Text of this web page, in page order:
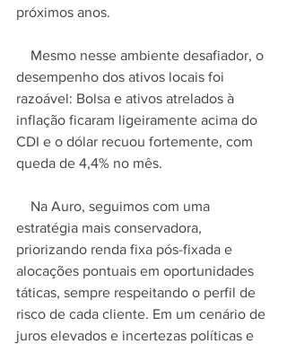
próximos anos.
Mesmo nesse ambiente desafiador, o
desempenho dos ativos locais foi
razoável: Bolsa e ativos atrelados à
inflação ficaram ligeiramente acima do
CDI e o dólar recuou fortemente, com
queda de 4,4% no mês.
Na Auro, seguimos com uma
estratégia mais conservadora,
priorizando renda fixa pós-fixada e
alocações pontuais em oportunidades
táticas, sempre respeitando o perfil de
risco de cada cliente. Em um cenário de
juros elevados e incertezas políticas e